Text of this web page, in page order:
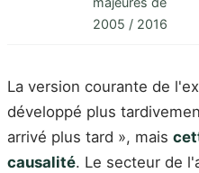
2005 / 2016
La version courante de
développé plus
arrivé plus tard », mais
causalité. Le secteur de